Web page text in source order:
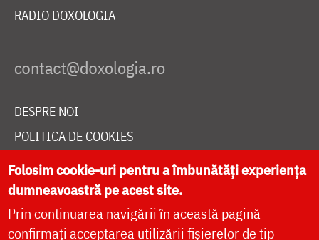
RADIO DOXOLOGIA
DESPRE NOI
POLITICA DE COOKIES
DONEAZĂ ONLINE PENTRU CATEDRALA NAȚIONALĂ
LIVE
Folosim cookie-uri pentru a îmbunătăți experiența
dumneavoastră pe acest site.
Prin continuarea navigării în această pagină
confirmați acceptarea utilizării fișierelor de tip